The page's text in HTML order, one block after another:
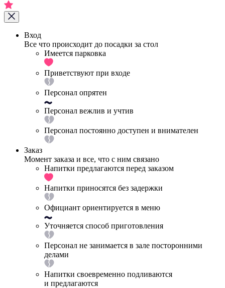
Вход
Все что происходит до посадки за стол
Имеется парковка
Приветствуют при входе
Персонал опрятен
Персонал вежлив и учтив
Персонал постоянно доступен и внимателен
Заказ
Момент заказа и все, что с ним связано
Напитки предлагаются перед заказом
Напитки приносятся без задержки
Официант ориентируется в меню
Уточняется способ приготовления
Персонал не занимается в зале посторонними
делами
Напитки своевременно подливаются
и предлагаются